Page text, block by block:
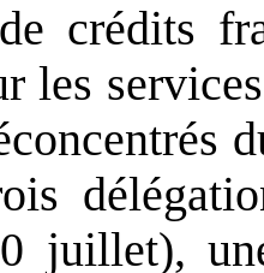
crédits
les
juillet),